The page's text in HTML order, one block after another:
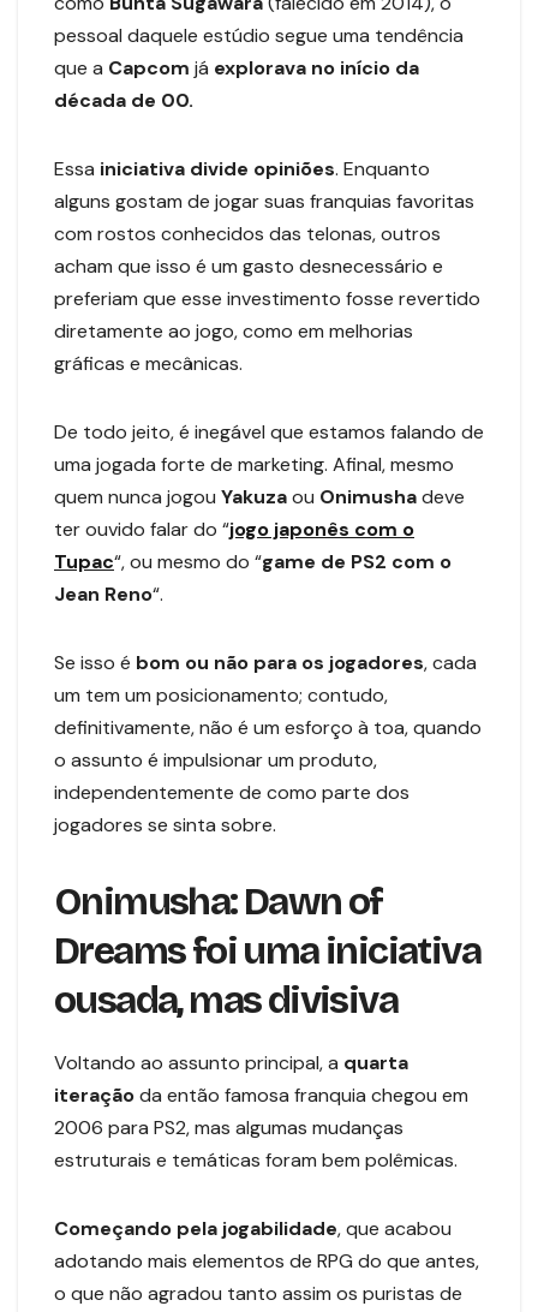
pessoal daquele estúdio segue uma tendência
que a Capcom já explorava no início da
década de 00.
Essa iniciativa divide opiniões. Enquanto
alguns gostam de jogar suas franquias favoritas
com rostos conhecidos das telonas, outros
acham que isso é um gasto desnecessário e
preferiam que esse investimento fosse revertido
diretamente ao jogo, como em melhorias
gráficas e mecânicas.
De todo jeito, é inegável que estamos falando de
uma jogada forte de marketing. Afinal, mesmo
quem nunca jogou Yakuzaou Onimushadeve
ter ouvido falar do “jogo japonês com o
Tupac“, ou mesmo do “game de PS2 com o
Jean Reno“.
Se isso é bom ou não para os jogadores, cada
um tem um posicionamento; contudo,
definitivamente, não é um esforço à toa, quando
o assunto é impulsionar um produto,
independentemente de como parte dos
jogadores se sinta sobre.
Onimusha: Dawn of
Dreams foi uma iniciativa
ousada, mas divisiva
Voltando ao assunto principal, a quarta
iteraçãoda então famosa franquia chegou em
2006 para PS2, mas algumas mudanças
estruturais e temáticas foram bem polêmicas.
Começando pela jogabilidade, que acabou
adotando mais elementos de RPG do que antes,
o que não agradou tanto assim os puristas de